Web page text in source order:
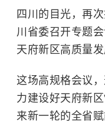
四川的目光，再
川省委召开专题
天府新区高质量发
这场高规格会议
力建设好天府新
来新一轮的全省赋